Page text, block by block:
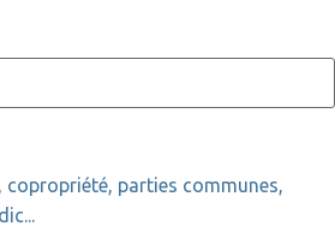
copropriété, parties communes,